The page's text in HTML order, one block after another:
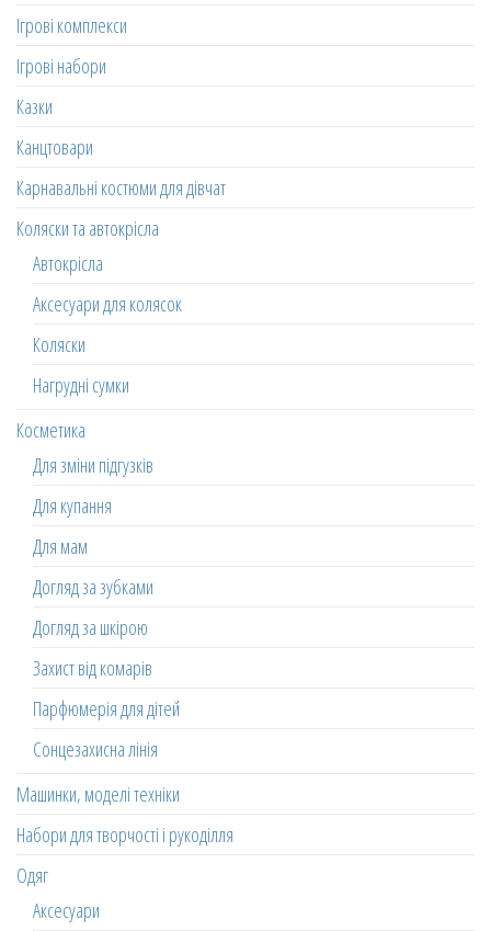
Ігрові комплекси
Ігрові набори
Казки
Канцтовари
Карнавальні костюми для дівчат
Коляски та автокрісла
Автокрісла
Аксесуари для колясок
Коляски
Нагрудні сумки
Косметика
Для зміни підгузків
Для купання
Для мам
Догляд за зубками
Догляд за шкірою
Захист від комарів
Парфюмерія для дітей
Сонцезахисна лінія
Машинки, моделі техніки
Набори для творчості і рукоділля
Одяг
Аксесуари